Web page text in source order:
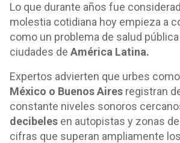
Lo que durante años fue
molestia cotidiana hoy empieza a
como un problema de salud
ciudades de América Latina.
Expertos advierten que urbes como
México o Buenos Aires registran
constante niveles sonoros
decibeles en autopistas y zonas
cifras que superan ampliamente